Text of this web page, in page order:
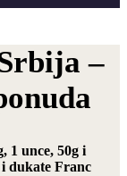
–
1 unce, 50g i
i dukate Franc